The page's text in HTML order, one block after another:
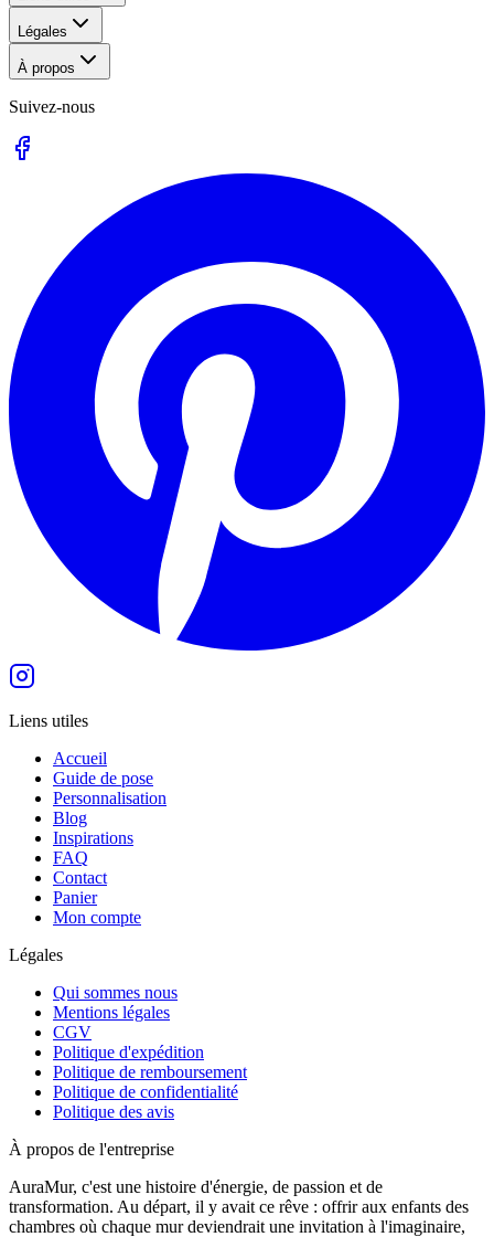
Légales
À propos
Suivez-nous
Liens utiles
Accueil
Guide de pose
Personnalisation
Blog
Inspirations
FAQ
Contact
Panier
Mon compte
Légales
Qui sommes nous
Mentions légales
CGV
Politique d'expédition
Politique de remboursement
Politique de confidentialité
Politique des avis
À propos de l'entreprise
AuraMur, c'est une histoire d'énergie, de passion et de
transformation. Au départ, il y avait ce rêve : offrir aux enfants des
chambres où chaque mur deviendrait une invitation à l'imaginaire,